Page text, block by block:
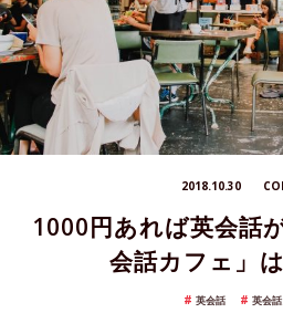
2018.10.30
1000円あれば英会話
会話カフェ」
英会話 英会